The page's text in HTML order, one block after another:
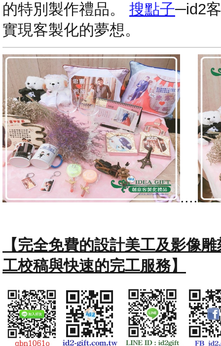
的特別製作禮品。 搜點子─id2
實現客製化的夢想。
....
【完全免費的設計美工及影像
工校稿與快速的完工服務】